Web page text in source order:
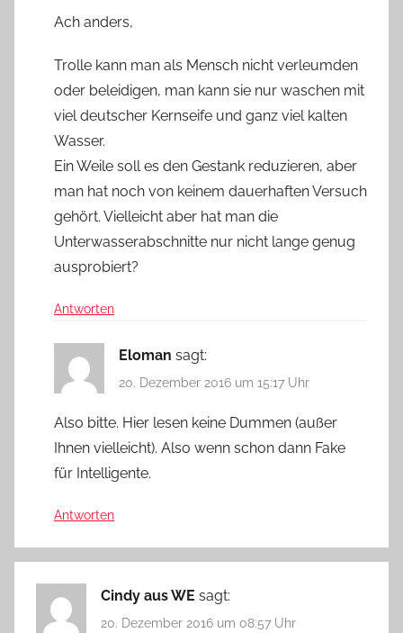
Ach anders,
Trolle kann man als Mensch nicht verleumden
oder beleidigen, man kann sie nur waschen mit
viel deutscher Kernseife und ganz viel kalten
Wasser.
Ein Weile soll es den Gestank reduzieren, aber
man hat noch von keinem dauerhaften Versuch
gehört. Vielleicht aber hat man die
Unterwasserabschnitte nur nicht lange genug
ausprobiert?
Antworten
Eloman sagt:
20. Dezember 2016 um 15:17 Uhr
Also bitte. Hier lesen keine Dummen (außer
Ihnen vielleicht). Also wenn schon dann Fake
für Intelligente.
Antworten
Cindy aus WE sagt:
20. Dezember 2016 um 08:57 Uhr